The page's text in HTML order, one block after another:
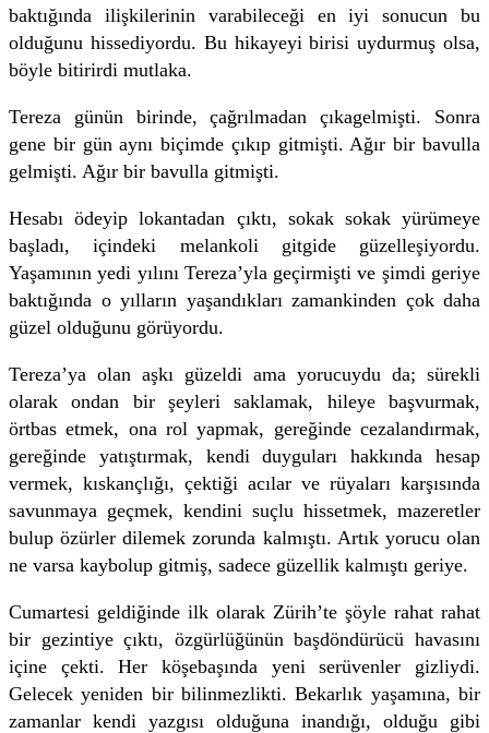
baktığında ilişkilerinin varabileceği en iyi sonucun bu
olduğunu hissediyordu. Bu hikayeyi birisi uydurmuş olsa,
böyle bitirirdi mutlaka.
Tereza günün birinde, çağrılmadan çıkagelmişti. Sonra
gene bir gün aynı biçimde çıkıp gitmişti. Ağır bir bavulla
gelmişti. Ağır bir bavulla gitmişti.
Hesabı ödeyip lokantadan çıktı, sokak sokak yürümeye
başladı, içindeki melankoli gitgide güzelleşiyordu.
Yaşamının yedi yılını Tereza’yla geçirmişti ve şimdi geriye
baktığında o yılların yaşandıkları zamankinden çok daha
güzel olduğunu görüyordu.
Tereza’ya olan aşkı güzeldi ama yorucuydu da; sürekli
olarak ondan bir şeyleri saklamak, hileye başvurmak,
örtbas etmek, ona rol yapmak, gereğinde cezalandırmak,
gereğinde yatıştırmak, kendi duyguları hakkında hesap
vermek, kıskançlığı, çektiği acılar ve rüyaları karşısında
savunmaya geçmek, kendini suçlu hissetmek, mazeretler
bulup özürler dilemek zorunda kalmıştı. Artık yorucu olan
ne varsa kaybolup gitmiş, sadece güzellik kalmıştı geriye.
Cumartesi geldiğinde ilk olarak Zürih’te şöyle rahat rahat
bir gezintiye çıktı, özgürlüğünün başdöndürücü havasını
içine çekti. Her köşebaşında yeni serüvenler gizliydi.
Gelecek yeniden bir bilinmezlikti. Bekarlık yaşamına, bir
zamanlar kendi yazgısı olduğuna inandığı, olduğu gibi